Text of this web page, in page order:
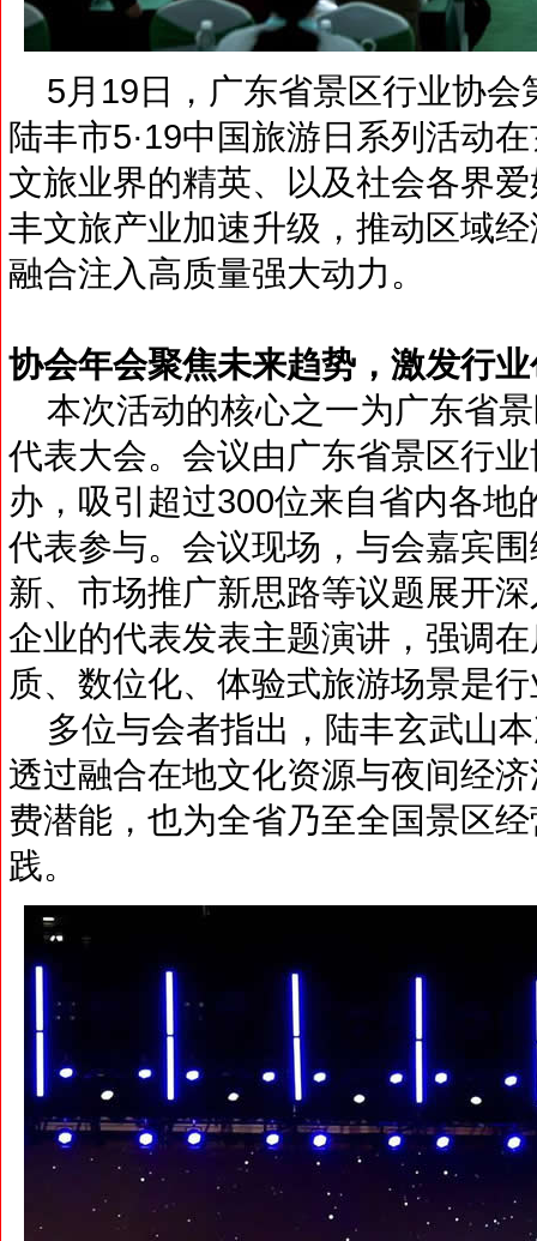
5月19日，广东省景区行业协会
陆丰市5·19中国旅游日系列活动
文旅业界的精英、以及社会各界
丰文旅产业加速升级，推动区域
融合注入高质量强大动力。
协会年会聚焦未来趋势，激发行
本次活动的核心之一为广东省
代表大会。会议由广东省景区行
办，吸引超过300位来自省内各
代表参与。会议现场，与会嘉宾
新、市场推广新思路等议题展开
企业的代表发表主题演讲，强调
质、数位化、体验式旅游场景是
多位与会者指出，陆丰玄武山
透过融合在地文化资源与夜间经
费潜能，也为全省乃至全国景区
践。